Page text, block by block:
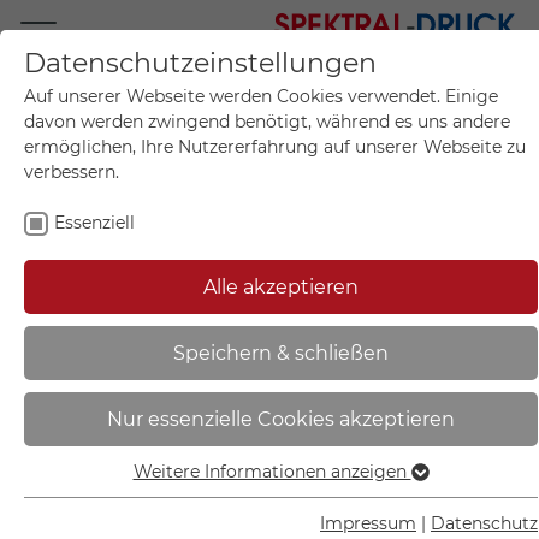
Mo.-Fr. 09:00-17:00
+49 (0)711 55 75 25
Mein Konto
Mein Warenkorb
Sie sind hier: Start
Warn-Zusatzschild -
Laserkennzeichnung |
Laserstrahlung Nicht dem Strahl
aussetzen, Laser Klasse 3B -
Datenschutzeinstellungen
Auf unserer Webseite werden Cookies verwendet. Einige
davon werden zwingend benötigt, während es uns andere
ermöglichen, Ihre Nutzererfahrung auf unserer Webseite zu
verbessern.
Essenziell
Alle akzeptieren
Speichern & schließen
Nur essenzielle Cookies akzeptieren
Essenziell
Essenzielle Cookies werden für grundlegende Funktionen
Weitere Informationen anzeigen
Impressum Datenschutz